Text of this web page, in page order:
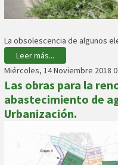
La obsolescencia de algunos
Leer más...
Miércoles, 14 Noviembre 2018
Las obras para la
abastecimiento de
Urbanización.